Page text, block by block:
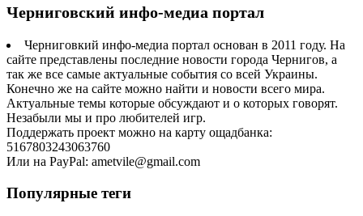
Черниговский инфо-медиа портал
Черниговкий инфо-медиа портал основан в 2011 году. На
сайте представлены последние новости города Чернигов, а
так же все самые актуальные события со всей Украины.
Конечно же на сайте можно найти и новости всего мира.
Актуальные темы которые обсуждают и о которых говорят.
Незабыли мы и про любителей игр.
Поддержать проект можно на карту ощадбанка:
5167803243063760
Или на PayPal: ametvile@gmail.com
Популярные теги